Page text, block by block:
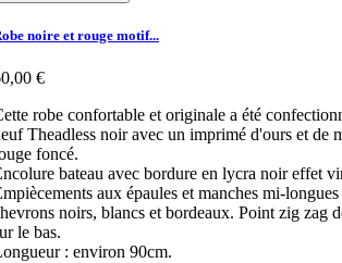
noire et rouge motif...
€
robe confortable et originale a été
Theadless noir avec un imprimé d'ours et de
foncé.
bateau avec bordure en lycra noir effet
aux épaules et manches mi-
noirs, blancs et bordeaux. Point zig zag
le bas.
: environ 90cm.